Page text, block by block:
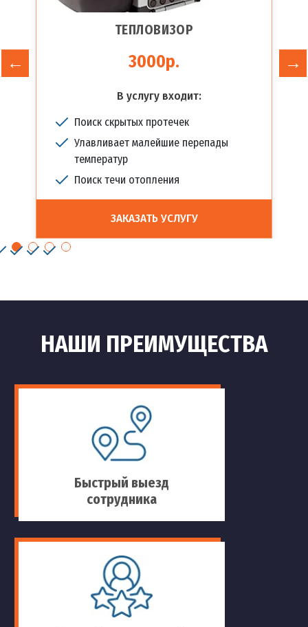
ТЕПЛОВИЗОР
3000р.
В услугу входит:
Поиск скрытых протечек
Улавливает малейшие перепады
температур
Поиск течи отопления
ЗАКАЗАТЬ УСЛУГУ
НАШИ ПРЕИМУЩЕСТВА
Быстрый выезд
сотрудника